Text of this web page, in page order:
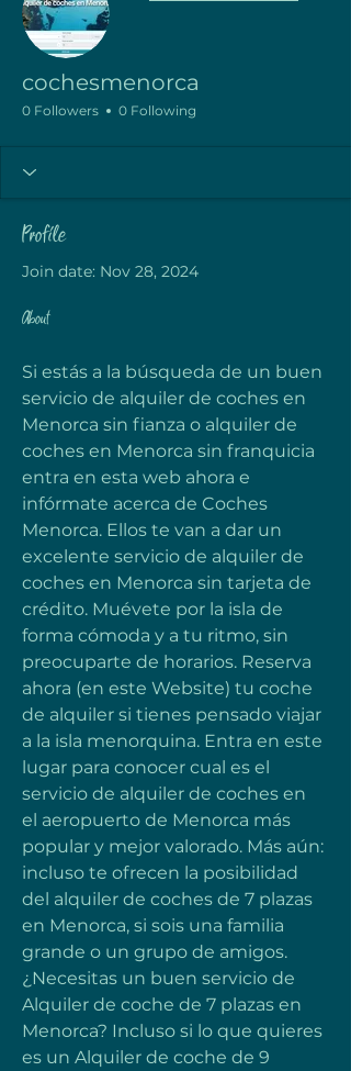
cochesmenorca
0 Followers 0 Following
Profile
Join date: Nov 28, 2024
About
Si estás a la búsqueda de un buen
servicio de alquiler de coches en
Menorca sin fianza o alquiler de
coches en Menorca sin franquicia
entra en esta web ahora e
infórmate acerca de Coches
Menorca. Ellos te van a dar un
excelente servicio de alquiler de
coches en Menorca sin tarjeta de
crédito. Muévete por la isla de
forma cómoda y a tu ritmo, sin
preocuparte de horarios. Reserva
ahora (en este Website) tu coche
de alquiler si tienes pensado viajar
a la isla menorquina. Entra en este
lugar para conocer cual es el
servicio de alquiler de coches en
el aeropuerto de Menorca más
popular y mejor valorado. Más aún:
incluso te ofrecen la posibilidad
del alquiler de coches de 7 plazas
en Menorca, si sois una familia
grande o un grupo de amigos.
¿Necesitas un buen servicio de
Alquiler de coche de 7 plazas en
Menorca? Incluso si lo que quieres
es un Alquiler de coche de 9